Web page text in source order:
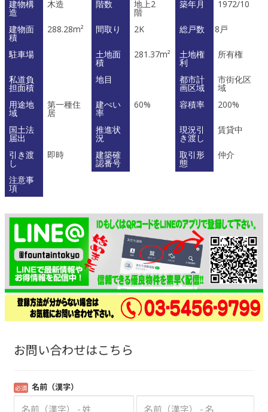
建物構
造
木造 階数 地上2
階
築年月 1972/10
建物面
積
288.28m² 間取り 2K 総戸数 8戸
駐車場 土地面
積
281.37m² 土地権
利
所有権
私道負
担面積
地目 都市計
画区域
市街化区
域
用途地
域
第一種住
居
建ぺい
率
60% 容積率 200%
国土法
届出
推進状
況
現況引
き渡し
賃貸中
引き渡
し
即時 建築確
認番号
取引形
態
仲介
注意事
項